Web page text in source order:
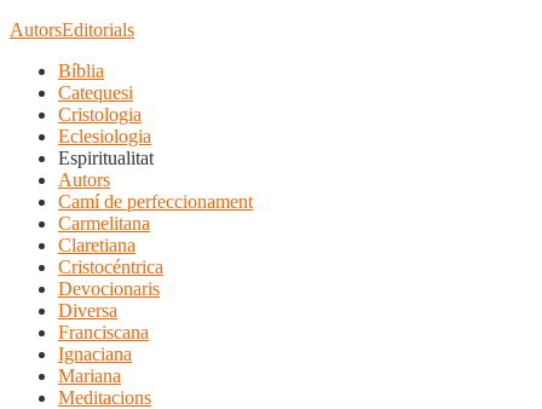
AutorsEditorials
Bíblia
Catequesi
Cristologia
Eclesiologia
Espiritualitat
Autors
Camí de perfeccionament
Carmelitana
Claretiana
Cristocéntrica
Devocionaris
Diversa
Franciscana
Ignaciana
Mariana
Meditacions